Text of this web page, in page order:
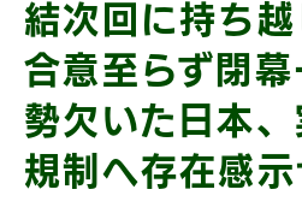
結次回に持ち
合意至らず閉
勢欠いた日本
規制へ存在感示